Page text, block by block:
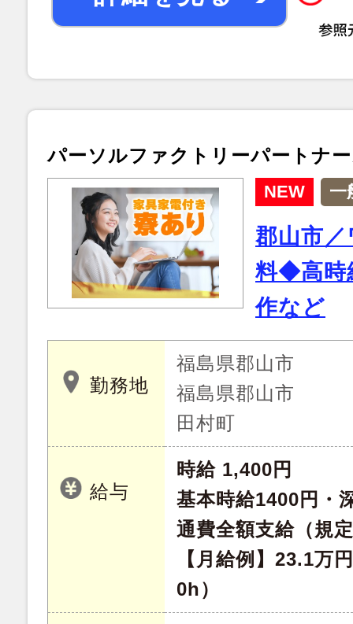
パーソルファクトリーパートナ
NEW 一
郡山市
料◆高時
作など
勤務地
福島県郡山市
福島県郡山市
田村町
給与
時給 1,400円
基本時給1400円・
通費全額支給（規
【月給例】23.1万
0h）